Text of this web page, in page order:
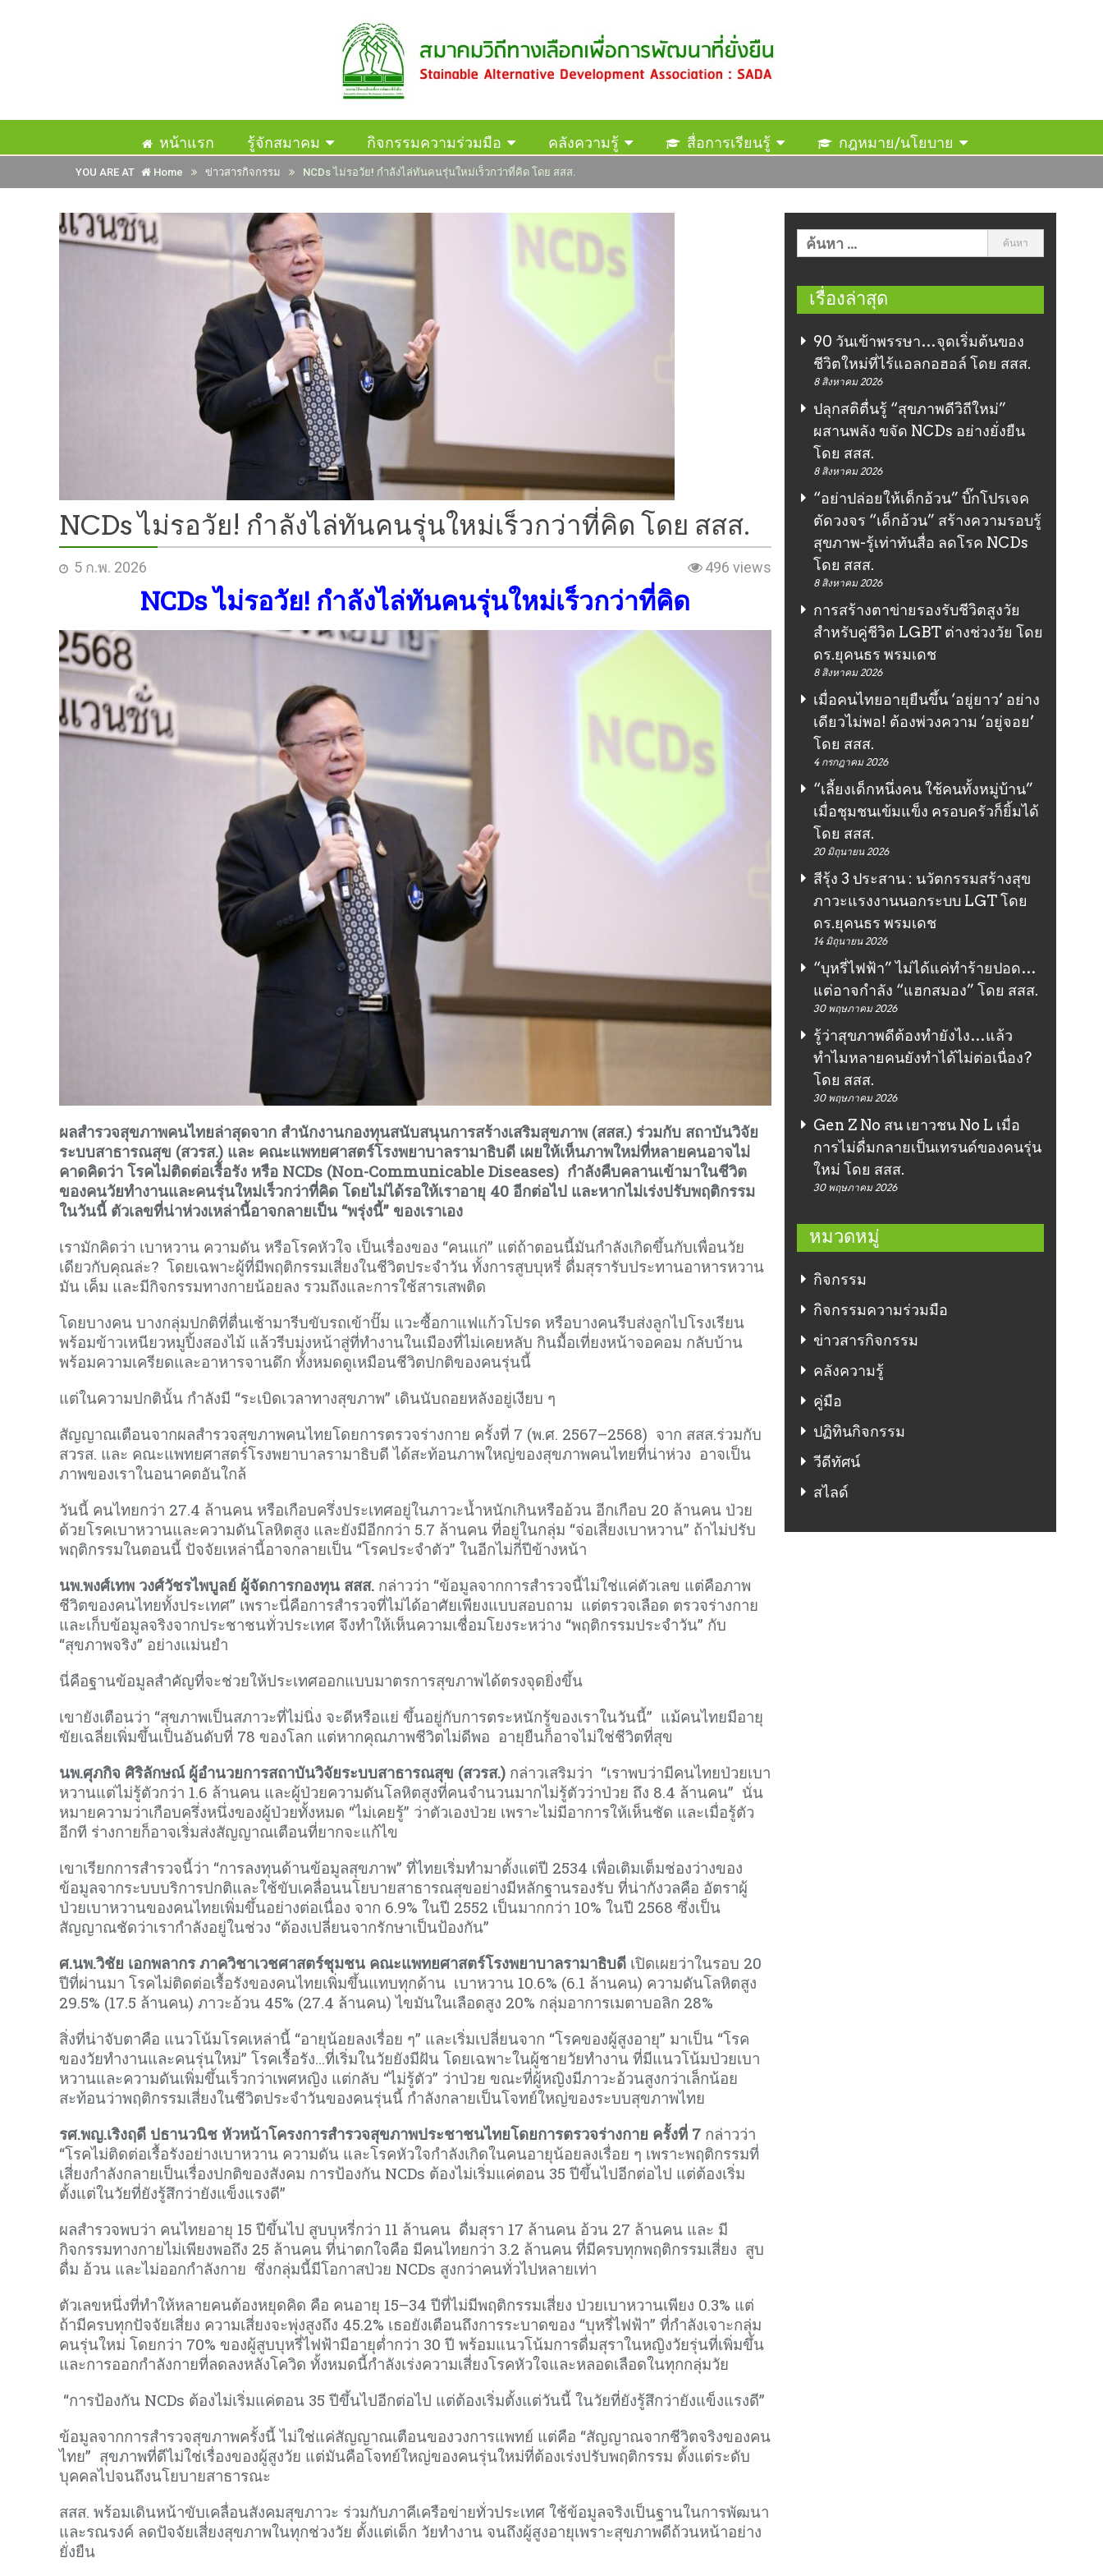
หน้าแรก รู้จักสมาคม กิจกรรมความร่วมมือ คลังความรู้ สื่อการเรียนรู้ กฎหมาย/นโยบาย
ติดต่อสมาคม
YOU ARE AT Home ข่าวสารกิจกรรม NCDs ไม่รอวัย! กำลังไล่ทันคนรุ่นใหม่เร็วกว่าที่คิด โดย สสส.
NCDs ไม่รอวัย! กำลังไล่ทันคนรุ่นใหม่เร็วกว่าที่คิด โดย สสส.
5 ก.พ. 2026 496 views
NCDs ไม่รอวัย! กำลังไล่ทันคนรุ่นใหม่เร็วกว่าที่คิด
ผลสำรวจสุขภาพคนไทยล่าสุดจาก สำนักงานกองทุนสนับสนุนการสร้างเสริมสุขภาพ (สสส.) ร่วมกับ สถาบันวิจัย
ระบบสาธารณสุข (สวรส.) และ คณะแพทยศาสตร์โรงพยาบาลรามาธิบดี เผยให้เห็นภาพใหม่ที่หลายคนอาจไม่
คาดคิดว่า โรคไม่ติดต่อเรื้อรัง หรือ NCDs (Non-Communicable Diseases) กำลังคืบคลานเข้ามาในชีวิต
ของคนวัยทำงานและคนรุ่นใหม่เร็วกว่าที่คิด โดยไม่ได้รอให้เราอายุ 40 อีกต่อไป และหากไม่เร่งปรับพฤติกรรม
ในวันนี้ ตัวเลขที่น่าห่วงเหล่านี้อาจกลายเป็น “พรุ่งนี้” ของเราเอง
เรามักคิดว่า เบาหวาน ความดัน หรือโรคหัวใจ เป็นเรื่องของ “คนแก่” แต่ถ้าตอนนี้มันกำลังเกิดขึ้นกับเพื่อนวัย
เดียวกับคุณล่ะ? โดยเฉพาะผู้ที่มีพฤติกรรมเสี่ยงในชีวิตประจำวัน ทั้งการสูบบุหรี่ ดื่มสุรารับประทานอาหารหวาน
มัน เค็ม และมีกิจกรรมทางกายน้อยลง รวมถึงและการใช้สารเสพติด
โดยบางคน บางกลุ่มปกติที่ตื่นเช้ามารีบขับรถเข้าปั๊ม แวะซื้อกาแฟแก้วโปรด หรือบางคนรีบส่งลูกไปโรงเรียน
พร้อมข้าวเหนียวหมูปิ้งสองไม้ แล้วรีบมุ่งหน้าสู่ที่ทำงานในเมืองที่ไม่เคยหลับ กินมื้อเที่ยงหน้าจอคอม กลับบ้าน
พร้อมความเครียดและอาหารจานดึก ทั้งหมดดูเหมือนชีวิตปกติของคนรุ่นนี้
แต่ในความปกตินั้น กำลังมี “ระเบิดเวลาทางสุขภาพ” เดินนับถอยหลังอยู่เงียบ ๆ
สัญญาณเตือนจากผลสำรวจสุขภาพคนไทยโดยการตรวจร่างกาย ครั้งที่ 7 (พ.ศ. 2567–2568) จาก สสส.ร่วมกับ
สวรส. และ คณะแพทยศาสตร์โรงพยาบาลรามาธิบดี ได้สะท้อนภาพใหญ่ของสุขภาพคนไทยที่น่าห่วง อาจเป็น
ภาพของเราในอนาคตอันใกล้
วันนี้ คนไทยกว่า 27.4 ล้านคน หรือเกือบครึ่งประเทศอยู่ในภาวะน้ำหนักเกินหรืออ้วน อีกเกือบ 20 ล้านคน ป่วย
ด้วยโรคเบาหวานและความดันโลหิตสูง และยังมีอีกกว่า 5.7 ล้านคน ที่อยู่ในกลุ่ม “จ่อเสี่ยงเบาหวาน” ถ้าไม่ปรับ
พฤติกรรมในตอนนี้ ปัจจัยเหล่านี้อาจกลายเป็น “โรคประจำตัว” ในอีกไม่กี่ปีข้างหน้า
นพ.พงศ์เทพ วงศ์วัชรไพบูลย์ ผู้จัดการกองทุน สสส. กล่าวว่า “ข้อมูลจากการสำรวจนี้ไม่ใช่แค่ตัวเลข แต่คือภาพ
ชีวิตของคนไทยทั้งประเทศ” เพราะนี่คือการสำรวจที่ไม่ได้อาศัยเพียงแบบสอบถาม แต่ตรวจเลือด ตรวจร่างกาย
และเก็บข้อมูลจริงจากประชาชนทั่วประเทศ จึงทำให้เห็นความเชื่อมโยงระหว่าง “พฤติกรรมประจำวัน” กับ
“สุขภาพจริง” อย่างแม่นยำ
นี่คือฐานข้อมูลสำคัญที่จะช่วยให้ประเทศออกแบบมาตรการสุขภาพได้ตรงจุดยิ่งขึ้น
เขายังเตือนว่า “สุขภาพเป็นสภาวะที่ไม่นิ่ง จะดีหรือแย่ ขึ้นอยู่กับการตระหนักรู้ของเราในวันนี้” แม้คนไทยมีอายุ
ขัยเฉลี่ยเพิ่มขึ้นเป็นอันดับที่ 78 ของโลก แต่หากคุณภาพชีวิตไม่ดีพอ อายุยืนก็อาจไม่ใช่ชีวิตที่สุข
นพ.ศุภกิจ ศิริลักษณ์ ผู้อำนวยการสถาบันวิจัยระบบสาธารณสุข (สวรส.) กล่าวเสริมว่า “เราพบว่ามีคนไทยป่วยเบา
หวานแต่ไม่รู้ตัวกว่า 1.6 ล้านคน และผู้ป่วยความดันโลหิตสูงที่คนจำนวนมากไม่รู้ตัวว่าป่วย ถึง 8.4 ล้านคน” นั่น
หมายความว่าเกือบครึ่งหนึ่งของผู้ป่วยทั้งหมด “ไม่เคยรู้” ว่าตัวเองป่วย เพราะไม่มีอาการให้เห็นชัด และเมื่อรู้ตัว
อีกที ร่างกายก็อาจเริ่มส่งสัญญาณเตือนที่ยากจะแก้ไข
เขาเรียกการสำรวจนี้ว่า “การลงทุนด้านข้อมูลสุขภาพ” ที่ไทยเริ่มทำมาตั้งแต่ปี 2534 เพื่อเติมเต็มช่องว่างของ
ข้อมูลจากระบบบริการปกติและใช้ขับเคลื่อนนโยบายสาธารณสุขอย่างมีหลักฐานรองรับ ที่น่ากังวลคือ อัตราผู้
ป่วยเบาหวานของคนไทยเพิ่มขึ้นอย่างต่อเนื่อง จาก 6.9% ในปี 2552 เป็นมากกว่า 10% ในปี 2568 ซึ่งเป็น
สัญญาณชัดว่าเรากำลังอยู่ในช่วง “ต้องเปลี่ยนจากรักษาเป็นป้องกัน”
ศ.นพ.วิชัย เอกพลากร ภาควิชาเวชศาสตร์ชุมชน คณะแพทยศาสตร์โรงพยาบาลรามาธิบดี เปิดเผยว่าในรอบ 20
ปีที่ผ่านมา โรคไม่ติดต่อเรื้อรังของคนไทยเพิ่มขึ้นแทบทุกด้าน เบาหวาน 10.6% (6.1 ล้านคน) ความดันโลหิตสูง
29.5% (17.5 ล้านคน) ภาวะอ้วน 45% (27.4 ล้านคน) ไขมันในเลือดสูง 20% กลุ่มอาการเมตาบอลิก 28%
สิ่งที่น่าจับตาคือ แนวโน้มโรคเหล่านี้ “อายุน้อยลงเรื่อย ๆ” และเริ่มเปลี่ยนจาก “โรคของผู้สูงอายุ” มาเป็น “โรค
ของวัยทำงานและคนรุ่นใหม่” โรคเรื้อรัง…ที่เริ่มในวัยยังมีฝัน โดยเฉพาะในผู้ชายวัยทำงาน ที่มีแนวโน้มป่วยเบา
หวานและความดันเพิ่มขึ้นเร็วกว่าเพศหญิง แต่กลับ “ไม่รู้ตัว” ว่าป่วย ขณะที่ผู้หญิงมีภาวะอ้วนสูงกว่าเล็กน้อย
สะท้อนว่าพฤติกรรมเสี่ยงในชีวิตประจำวันของคนรุ่นนี้ กำลังกลายเป็นโจทย์ใหญ่ของระบบสุขภาพไทย
รศ.พญ.เริงฤดี ปธานวนิช หัวหน้าโครงการสำรวจสุขภาพประชาชนไทยโดยการตรวจร่างกาย ครั้งที่ 7 กล่าวว่า
“โรคไม่ติดต่อเรื้อรังอย่างเบาหวาน ความดัน และโรคหัวใจกำลังเกิดในคนอายุน้อยลงเรื่อย ๆ เพราะพฤติกรรมที่
เสี่ยงกำลังกลายเป็นเรื่องปกติของสังคม การป้องกัน NCDs ต้องไม่เริ่มแค่ตอน 35 ปีขึ้นไปอีกต่อไป แต่ต้องเริ่ม
ตั้งแต่ในวัยที่ยังรู้สึกว่ายังแข็งแรงดี”
ผลสำรวจพบว่า คนไทยอายุ 15 ปีขึ้นไป สูบบุหรี่กว่า 11 ล้านคน ดื่มสุรา 17 ล้านคน อ้วน 27 ล้านคน และ มี
กิจกรรมทางกายไม่เพียงพอถึง 25 ล้านคน ที่น่าตกใจคือ มีคนไทยกว่า 3.2 ล้านคน ที่มีครบทุกพฤติกรรมเสี่ยง สูบ
ดื่ม อ้วน และไม่ออกกำลังกาย ซึ่งกลุ่มนี้มีโอกาสป่วย NCDs สูงกว่าคนทั่วไปหลายเท่า
ตัวเลขหนึ่งที่ทำให้หลายคนต้องหยุดคิด คือ คนอายุ 15–34 ปีที่ไม่มีพฤติกรรมเสี่ยง ป่วยเบาหวานเพียง 0.3% แต่
ถ้ามีครบทุกปัจจัยเสี่ยง ความเสี่ยงจะพุ่งสูงถึง 45.2% เธอยังเตือนถึงการระบาดของ “บุหรี่ไฟฟ้า” ที่กำลังเจาะกลุ่ม
คนรุ่นใหม่ โดยกว่า 70% ของผู้สูบบุหรี่ไฟฟ้ามีอายุต่ำกว่า 30 ปี พร้อมแนวโน้มการดื่มสุราในหญิงวัยรุ่นที่เพิ่มขึ้น
และการออกกำลังกายที่ลดลงหลังโควิด ทั้งหมดนี้กำลังเร่งความเสี่ยงโรคหัวใจและหลอดเลือดในทุกกลุ่มวัย
“การป้องกัน NCDs ต้องไม่เริ่มแค่ตอน 35 ปีขึ้นไปอีกต่อไป แต่ต้องเริ่มตั้งแต่วันนี้ ในวัยที่ยังรู้สึกว่ายังแข็งแรงดี”
ข้อมูลจากการสำรวจสุขภาพครั้งนี้ ไม่ใช่แค่สัญญาณเตือนของวงการแพทย์ แต่คือ “สัญญาณจากชีวิตจริงของคน
ไทย” สุขภาพที่ดีไม่ใช่เรื่องของผู้สูงวัย แต่มันคือโจทย์ใหญ่ของคนรุ่นใหม่ที่ต้องเร่งปรับพฤติกรรม ตั้งแต่ระดับ
บุคคลไปจนถึงนโยบายสาธารณะ
สสส. พร้อมเดินหน้าขับเคลื่อนสังคมสุขภาวะ ร่วมกับภาคีเครือข่ายทั่วประเทศ ใช้ข้อมูลจริงเป็นฐานในการพัฒนา
และรณรงค์ ลดปัจจัยเสี่ยงสุขภาพในทุกช่วงวัย ตั้งแต่เด็ก วัยทำงาน จนถึงผู้สูงอายุเพราะสุขภาพดีถ้วนหน้าอย่าง
ยั่งยืน
เรื่องล่าสุด
90 วันเข้าพรรษา…จุดเริ่มต้นของ
ชีวิตใหม่ที่ไร้แอลกอฮอล์ โดย สสส.
8 สิงหาคม 2026
ปลุกสติตื่นรู้ “สุขภาพดีวิถีใหม่”
ผสานพลัง ขจัด NCDs อย่างยั่งยืน
โดย สสส.
8 สิงหาคม 2026
“อย่าปล่อยให้เด็กอ้วน” บิ๊กโปรเจค
ตัดวงจร “เด็กอ้วน” สร้างความรอบรู้
สุขภาพ-รู้เท่าทันสื่อ ลดโรค NCDs
โดย สสส.
8 สิงหาคม 2026
การสร้างตาข่ายรองรับชีวิตสูงวัย
สำหรับคู่ชีวิต LGBT ต่างช่วงวัย โดย
ดร.ยุคนธร พรมเดช
8 สิงหาคม 2026
เมื่อคนไทยอายุยืนขึ้น ‘อยู่ยาว’ อย่าง
เดียวไม่พอ! ต้องพ่วงความ ‘อยู่จอย’
โดย สสส.
4 กรกฎาคม 2026
“เลี้ยงเด็กหนึ่งคน ใช้คนทั้งหมู่บ้าน”
เมื่อชุมชนเข้มแข็ง ครอบครัวก็ยิ้มได้
โดย สสส.
20 มิถุนายน 2026
สีรุ้ง 3 ประสาน : นวัตกรรมสร้างสุข
ภาวะแรงงานนอกระบบ LGT โดย
ดร.ยุคนธร พรมเดช
14 มิถุนายน 2026
“บุหรี่ไฟฟ้า” ไม่ได้แค่ทำร้ายปอด…
แต่อาจกำลัง “แฮกสมอง” โดย สสส.
30 พฤษภาคม 2026
รู้ว่าสุขภาพดีต้องทำยังไง…แล้ว
ทำไมหลายคนยังทำได้ไม่ต่อเนื่อง?
โดย สสส.
30 พฤษภาคม 2026
Gen Z No สน เยาวชน No L เมื่อ
การไม่ดื่มกลายเป็นเทรนด์ของคนรุ่น
ใหม่ โดย สสส.
30 พฤษภาคม 2026
หมวดหมู่
กิจกรรม
กิจกรรมความร่วมมือ
ข่าวสารกิจกรรม
คลังความรู้
คู่มือ
ปฏิทินกิจกรรม
วีดีทัศน์
สไลด์